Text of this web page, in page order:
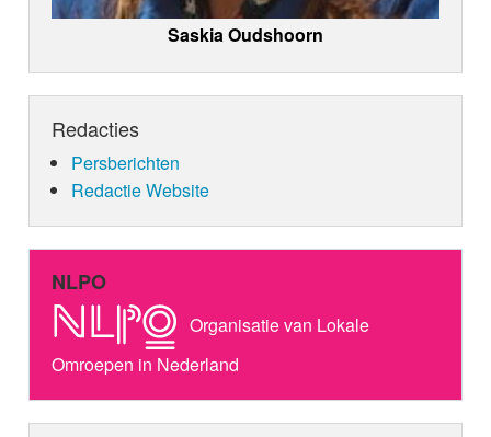
Saskia Oudshoorn
Redacties
Persberichten
Redactie Website
NLPO
Organisatie van Lokale
Omroepen in Nederland